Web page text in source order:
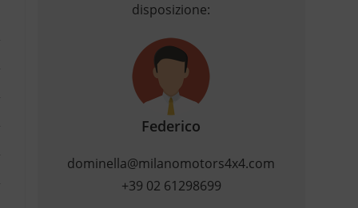
disposizione:
Federico
dominella@milanomotors4x4.com
+39 02 61298699